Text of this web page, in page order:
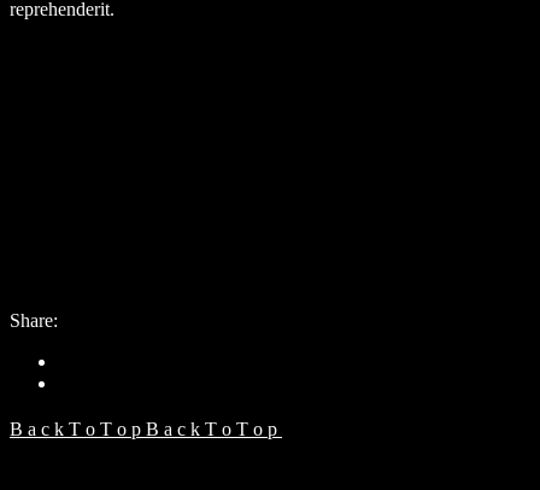
reprehenderit.
Share:
B a c k T o T o p B a c k T o T o p